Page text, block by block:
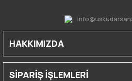
HAKKIMIZDA
SİPARİŞ İŞLEMLERİ